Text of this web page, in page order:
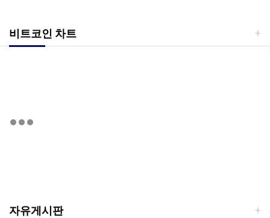
비트코인 차트
자유게시판